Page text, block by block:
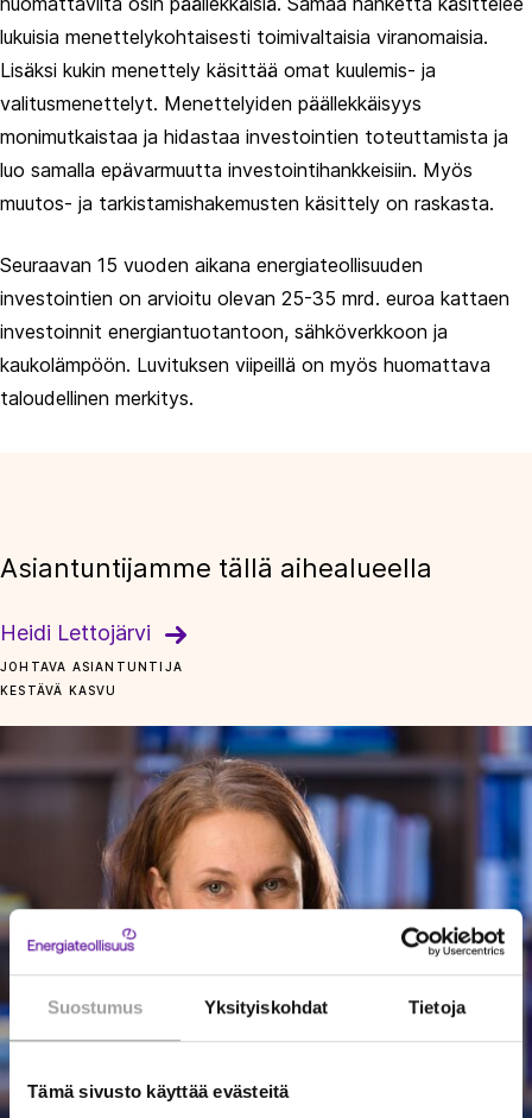
Suostumus Yksityiskohdat Tietoja
Tämä sivusto käyttää evästeitä
lukuisia menettelykohtaisesti toimivaltaisia viranomaisia.
Lisäksi kukin menettely käsittää omat kuulemis- ja
valitusmenettelyt. Menettelyiden päällekkäisyys
monimutkaistaa ja hidastaa investointien toteuttamista ja
luo samalla epävarmuutta investointihankkeisiin. Myös
muutos- ja tarkistamishakemusten käsittely on raskasta.
Seuraavan 15 vuoden aikana energiateollisuuden
investointien on arvioitu olevan 25-35 mrd. euroa kattaen
investoinnit energiantuotantoon, sähköverkkoon ja
kaukolämpöön. Luvituksen viipeillä on myös huomattava
taloudellinen merkitys.
Asiantuntijamme tällä aihealueella
Heidi Lettojärvi
JOHTAVA ASIANTUNTIJA
KESTÄVÄ KASVU